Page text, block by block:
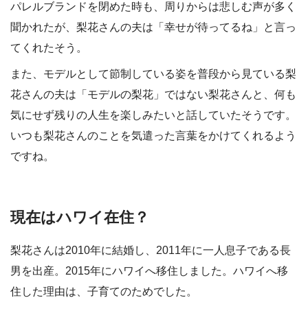
パレルブランドを閉めた時も、周りからは悲しむ声が多く
聞かれたが、梨花さんの夫は「幸せが待ってるね」と言っ
てくれたそう。
また、モデルとして節制している姿を普段から見ている梨
花さんの夫は「モデルの梨花」ではない梨花さんと、何も
気にせず残りの人生を楽しみたいと話していたそうです。
いつも梨花さんのことを気遣った言葉をかけてくれるよう
ですね。
現在はハワイ在住？
梨花さんは2010年に結婚し、2011年に一人息子である長
男を出産。2015年にハワイへ移住しました。ハワイへ移
住した理由は、子育てのためでした。